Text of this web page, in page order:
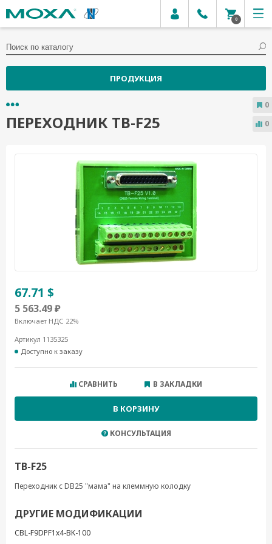
0
ПРОДУКЦИЯ
ПЕРЕХОДНИК TB-F25
67.71 $
5 563.49 ₽
Включает НДС 22%
Артикул 1135325
Доступно к заказу
СРАВНИТЬ В ЗАКЛАДКИ
В КОРЗИНУ
КОНСУЛЬТАЦИЯ
TB-F25
Переходник с DB25 "мама" на клеммную колодку
ДРУГИЕ МОДИФИКАЦИИ
CBL-F9DPF1x4-BK-100
0
0